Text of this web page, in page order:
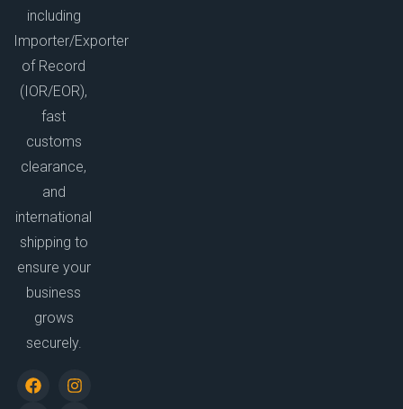
including
Importer/Exporter
of Record
(IOR/EOR),
fast
customs
clearance,
and
international
shipping to
ensure your
business
grows
securely.